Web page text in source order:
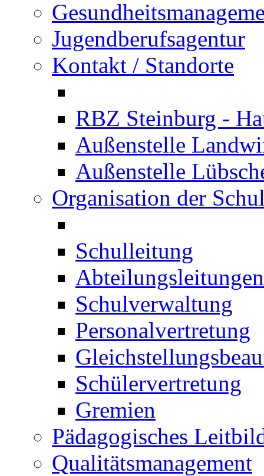
Jugendberufsagentur
Kontakt / Standorte
RBZ Steinburg -
Außenstelle
Außenstelle
Organisation der
Schulleitung
Abteilungsleitungen
Schulverwaltung
Personalvertretung
Schülervertretung
Gremien
Pädagogisches
Qualitätsmanagement